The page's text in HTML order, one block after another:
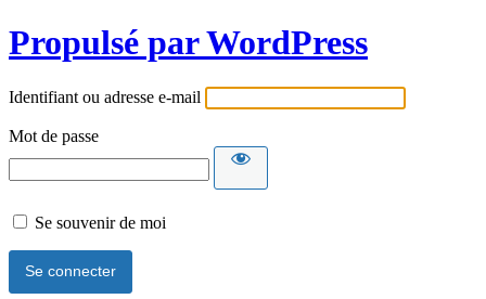
Propulsé par WordPress
Identifiant ou adresse e-mail
Mot de passe
Se souvenir de moi